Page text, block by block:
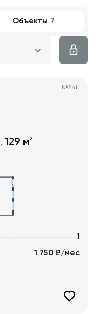
Объекты 7
№24Н
, 129 м2
1
1 750 ₽/мес